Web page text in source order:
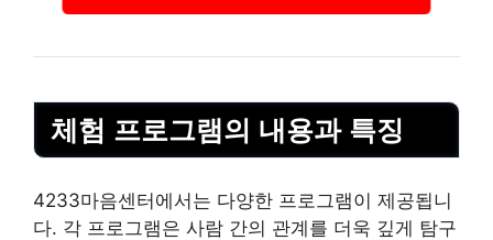
체험 프로그램의 내용과 특징
4233마음센터에서는 다양한 프로그램이 제공됩니
다. 각 프로그램은 사람 간의 관계를 더욱 깊게 탐구